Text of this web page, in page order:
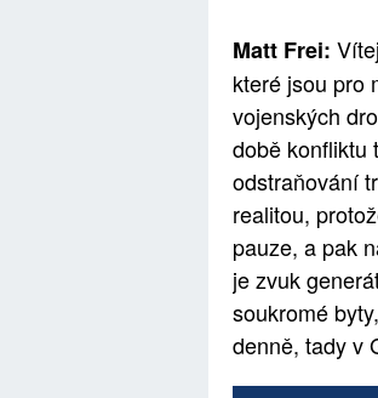
Matt Frei:
které jsou pro
vojenských
době konfliktu
odstraňování
realitou,
pauze, a pak
je zvuk
soukromé
denně, tady v